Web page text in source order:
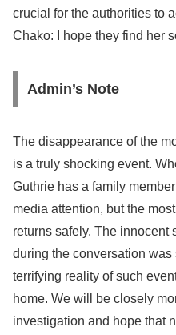
crucial for the authorities to
Chako: I hope they find her
Admin’s Note
The disappearance of the
is a truly shocking event.
Guthrie has a family
media attention, but the
returns safely. The innocent
during the conversation
terrifying reality of such
home. We will be closely
investigation and hope that